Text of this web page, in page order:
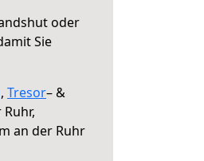
oder
Sie
, Tresor– &
an der Ruhr